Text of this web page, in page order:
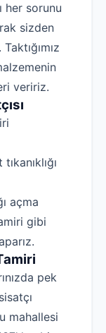
her sorunu
sizden
veririz.
açma
gibi
pek
mahallesi